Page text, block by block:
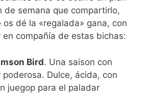
de semana que compartirlo,
os dé la «regalada» gana, con
en compañía de estas bichas:
Bird. Una saison con
Dulce, ácida, con
juegop para el paladar